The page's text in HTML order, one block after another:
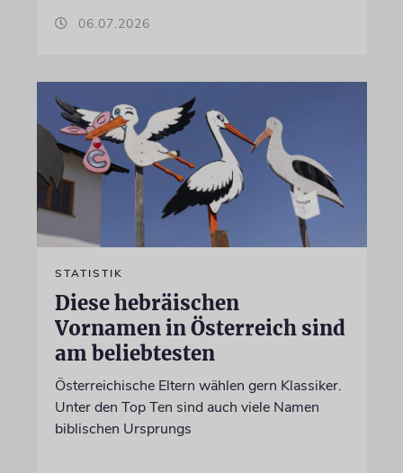
06.07.2026
STATISTIK
Diese hebräischen
Vornamen in Österreich sind
am beliebtesten
Österreichische Eltern wählen gern Klassiker.
Unter den Top Ten sind auch viele Namen
biblischen Ursprungs